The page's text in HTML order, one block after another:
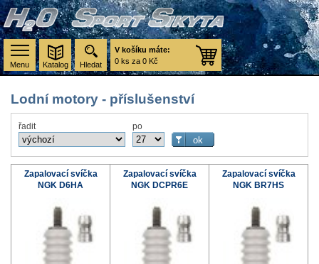
Menu
V košíku máte:
0 ks za 0 Kč
Hledat
Lodní motory - příslušenství
řadit po
Zapalovací svíčka
NGK D6HA
Zapalovací svíčka
NGK DCPR6E
Zapalovací svíčka
NGK BR7HS
Katalog